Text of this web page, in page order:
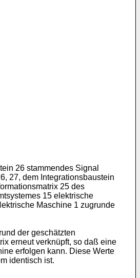
26 stammendes Signal
27, dem Integrationsbaustein
25 des
15 elektrische
Maschine 1 zugrunde
der geschätzten
erneut verknüpft, so daß eine
erfolgen kann. Diese Werte
identisch ist.